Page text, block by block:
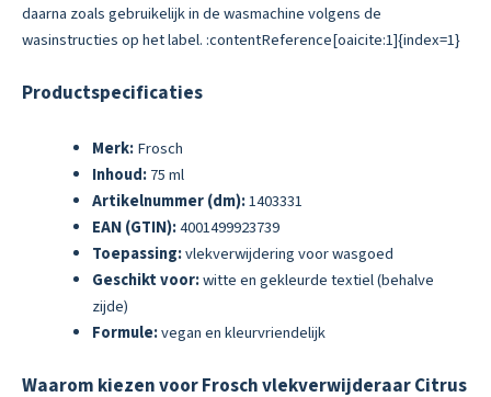
daarna zoals gebruikelijk in de wasmachine volgens de
wasinstructies op het label. :contentReference[oaicite:1]{index=1}
Productspecificaties
Merk:Frosch
Inhoud:75 ml
Artikelnummer (dm):1403331
EAN (GTIN):4001499923739
Toepassing:vlekverwijdering voor wasgoed
Geschikt voor:witte en gekleurde textiel (behalve
zijde)
Formule:vegan en kleurvriendelijk
Waarom kiezen voor Frosch vlekverwijderaar Citrus